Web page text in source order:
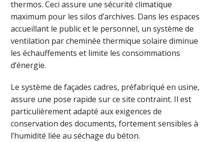
thermos. Ceci assure une sécurité climatique
maximum pour les silos d’archives. Dans les espaces
accueillant le public et le personnel, un système de
ventilation par cheminée thermique solaire diminue
les échauffements et limite les consommations
d’énergie.
Le système de façades cadres, préfabriqué en usine,
assure une pose rapide sur ce site contraint. Il est
particulièrement adapté aux exigences de
conservation des documents, fortement sensibles à
l’humidité liée au séchage du béton.